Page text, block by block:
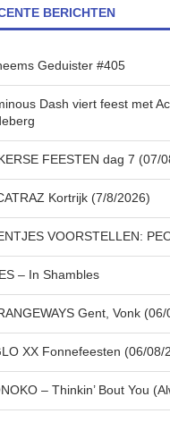
BERICHTEN
Geduister #405
Dash viert feest met
FEESTEN dag 7 (07/
Kortrijk (7/8/2026)
VOORSTELLEN:
– In Shambles
Gent, Vonk
XX Fonnefeesten (06/08/
– Thinkin’ Bout You